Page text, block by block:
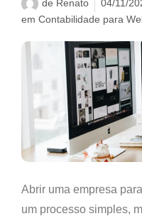
de Renato
04/11/
em Contabilidade para
Abrir uma empresa
um processo simples,